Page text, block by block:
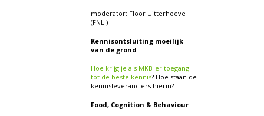
moderator: Floor Uitterhoeve
(FNLI)
Kennisontsluiting moeilijk
van de grond
Hoe krijg je als MKB-er toegang
tot de beste kennis? Hoe staan de
kennisleveranciers hierin?
Food, Cognition & Behaviour